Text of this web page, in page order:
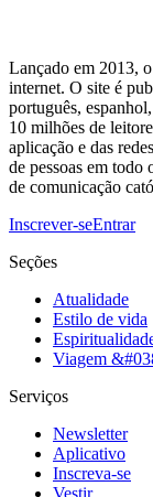
Lançado em 2013,
internet. O site é
português,
10 milhões de
aplicação e das
de pessoas em todo
de comunicação
Inscrever-seEntrar
Seções
Atualidade
Estilo de vida
Viagem
Serviços
Newsletter
Aplicativo
Inscreva-se